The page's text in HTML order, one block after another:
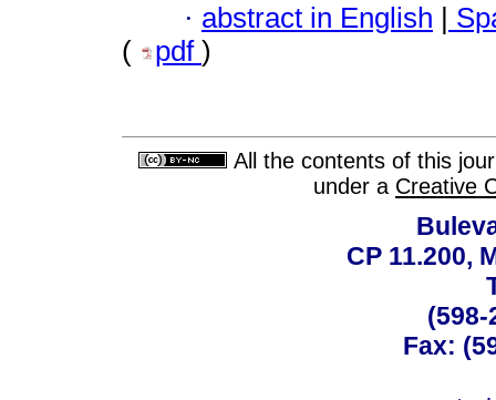
· abstract in English |
(
pdf )
All the contents of this
under a Creative
CP 11.200,
(598-
Fax: